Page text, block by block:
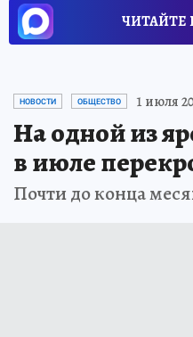
ЧИТАЙТЕ
НОВОСТИ ОБЩЕСТВО 1 июля
На одной из
в июле
Почти до конца